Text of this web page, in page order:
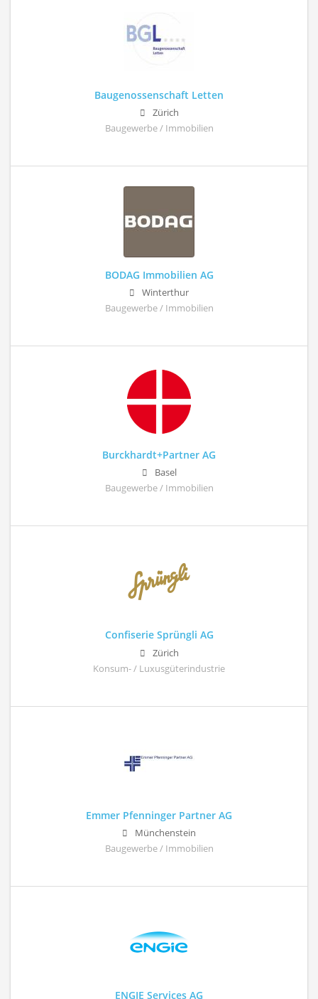
Baugenossenschaft Letten
Zürich
Baugewerbe / Immobilien
BODAG Immobilien AG
Winterthur
Baugewerbe / Immobilien
Burckhardt+Partner AG
Basel
Baugewerbe / Immobilien
Confiserie Sprüngli AG
Zürich
Konsum- / Luxusgüterindustrie
Emmer Pfenninger Partner AG
Münchenstein
Baugewerbe / Immobilien
ENGIE Services AG